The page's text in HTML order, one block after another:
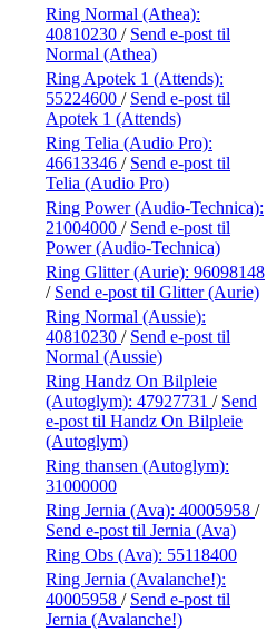
Ring Normal (Athea):
40810230 / Send e-post til
Normal (Athea)
Ring Apotek 1 (Attends):
55224600 / Send e-post til
Apotek 1 (Attends)
Ring Telia (Audio Pro):
46613346 / Send e-post til
Telia (Audio Pro)
Ring Power (Audio-Technica):
21004000 / Send e-post til
Power (Audio-Technica)
Ring Glitter (Aurie): 96098148
/ Send e-post til Glitter (Aurie)
Ring Normal (Aussie):
40810230 / Send e-post til
Normal (Aussie)
Ring Handz On Bilpleie
(Autoglym): 47927731 / Send
e-post til Handz On Bilpleie
(Autoglym)
Ring thansen (Autoglym):
31000000
Ring Jernia (Ava): 40005958 /
Send e-post til Jernia (Ava)
Ring Obs (Ava): 55118400
Ring Jernia (Avalanche!):
40005958 / Send e-post til
Jernia (Avalanche!)